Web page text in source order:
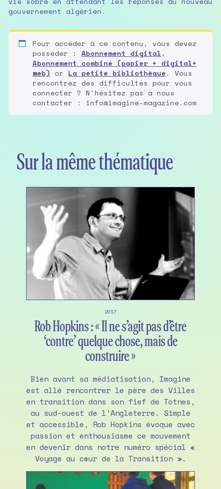
gouvernement algérien.
Pour accéder à ce contenu, vous devez
posséder : Abonnement digital ,
Abonnement combiné (papier + digital+
web) or La petite bibliothèque. Vous
rencontrez des difficultés pour vous
connecter ? N'hésitez pas à nous
contacter : info@imagine-magazine.com
Sur la même thématique
2017
Rob Hopkins : « Il ne s’agit pas d’être
‘contre’ quelque chose, mais de
construire »
Bien avant sa médiatisation, Imagine
est allé rencontrer le père des Villes
en transition dans son fief de Totnes,
au sud-ouest de l’Angleterre. Simple
et accessible, Rob Hopkins évoque avec
passion et enthousiasme ce mouvement
en devenir dans notre numéro spécial «
Voyage au cœur de la Transition ».